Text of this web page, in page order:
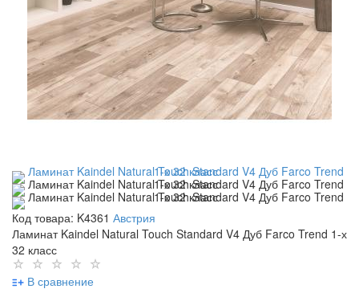
Код товара: K4361 Австрия
Ламинат Kaindel Natural Touch Standard V4 Дуб Farco Trend 1-х
32 класс
В сравнение